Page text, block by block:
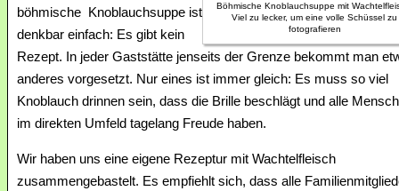
Böhmische Knoblauchsuppe mit
Viel zu lecker, um eine volle Schüssel zu
fotografieren
böhmische Knoblauchsuppe ist
denkbar einfach: Es gibt kein
Rezept. In jeder Gaststätte jenseits der Grenze bekommt man
anderes vorgesetzt. Nur eines ist immer gleich: Es muss so viel
Knoblauch drinnen sein, dass die Brille beschlägt und alle
im direkten Umfeld tagelang Freude haben.
Wir haben uns eine eigene Rezeptur mit Wachtelfleisch
zusammengebastelt. Es empfiehlt sich, dass alle